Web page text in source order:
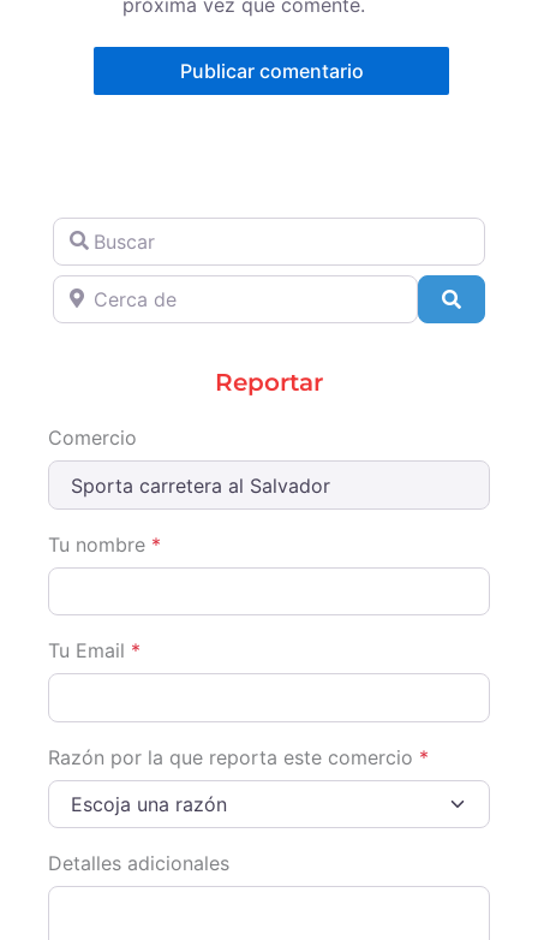
Buscar
Cerca de
Reportar
Comercio
Tu nombre *
Tu Email *
Razón por la que reporta este comercio *
Escoja una razón
Detalles adicionales